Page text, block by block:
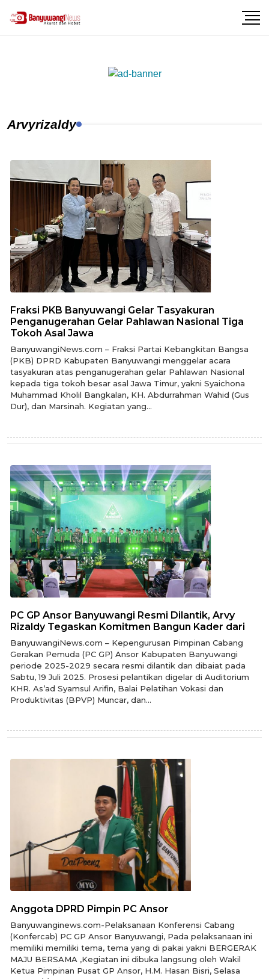
Arvyrizaldy
Fraksi PKB Banyuwangi Gelar Tasyakuran
Penganugerahan Gelar Pahlawan Nasional Tiga
Tokoh Asal Jawa
BanyuwangiNews.com – Fraksi Partai Kebangkitan Bangsa
(PKB) DPRD Kabupaten Banyuwangi menggelar acara
tasyakuran atas penganugerahan gelar Pahlawan Nasional
kepada tiga tokoh besar asal Jawa Timur, yakni Syaichona
Muhammad Kholil Bangkalan, KH. Abdurrahman Wahid (Gus
Dur), dan Marsinah. Kegiatan yang...
PC GP Ansor Banyuwangi Resmi Dilantik, Arvy
Rizaldy Tegaskan Komitmen Bangun Kader dari
BanyuwangiNews.com – Kepengurusan Pimpinan Cabang
Gerakan Pemuda (PC GP) Ansor Kabupaten Banyuwangi
periode 2025-2029 secara resmi dilantik dan dibaiat pada
Sabtu, 19 Juli 2025. Prosesi pelantikan digelar di Auditorium
KHR. As’ad Syamsul Arifin, Balai Pelatihan Vokasi dan
Produktivitas (BPVP) Muncar, dan...
Anggota DPRD Pimpin PC Ansor
Banyuwanginews.com-Pelaksanaan Konferensi Cabang
(Konfercab) PC GP Ansor Banyuwangi, Pada pelaksanaan ini
memiliki memiliki tema, tema yang di pakai yakni BERGERAK
MAJU BERSAMA ,Kegiatan ini dibuka langsung oleh Wakil
Ketua Pimpinan Pusat GP Ansor, H.M. Hasan Bisri, Selasa